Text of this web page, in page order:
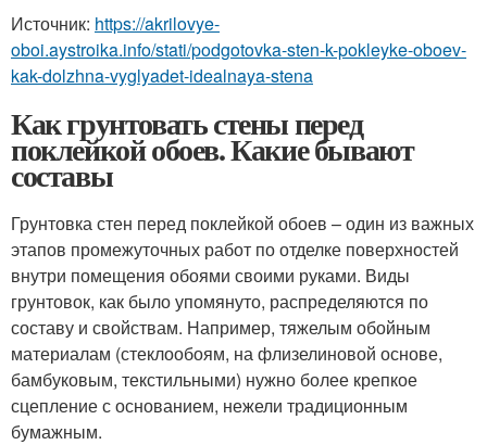
Источник: https://akrilovye-
oboi.aystroika.info/stati/podgotovka-sten-k-pokleyke-oboev-
kak-dolzhna-vyglyadet-idealnaya-stena
Как грунтовать стены перед
поклейкой обоев. Какие бывают
составы
Грунтовка стен перед поклейкой обоев – один из важных
этапов промежуточных работ по отделке поверхностей
внутри помещения обоями своими руками. Виды
грунтовок, как было упомянуто, распределяются по
составу и свойствам. Например, тяжелым обойным
материалам (стеклообоям, на флизелиновой основе,
бамбуковым, текстильными) нужно более крепкое
сцепление с основанием, нежели традиционным
бумажным.